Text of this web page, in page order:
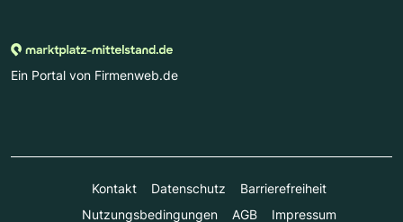
Ein Portal von Firmenweb.de
Kontakt Datenschutz
Barrierefreiheit
Nutzungsbedingungen
AGB Impressum